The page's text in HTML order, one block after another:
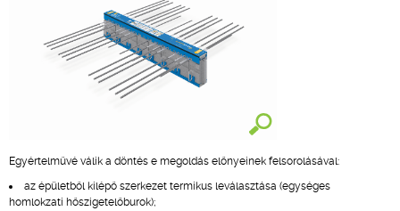
Egyértelművé válik a döntés e megoldás előnyeinek felsorolásával:
az épületből kilépő szerkezet termikus leválasztása (egységes
homlokzati hőszigetelőburok);